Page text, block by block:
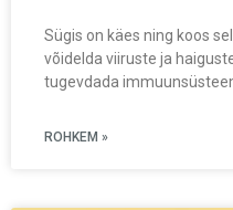
Sügis on käes ning koos
võidelda viiruste ja
tugevdada
ROHKEM »